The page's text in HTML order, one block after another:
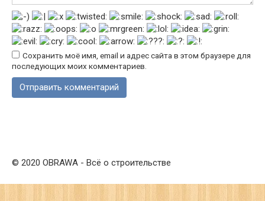
Сохранить моё имя, email и адрес сайта в этом браузере для
последующих моих комментариев.
© 2020 OBRAWA - Всё о строительстве